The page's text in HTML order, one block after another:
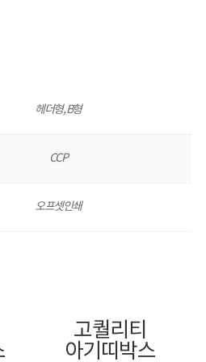
헤더형, B형
CCP
오프셋인쇄
고퀄리티
아기띠박스